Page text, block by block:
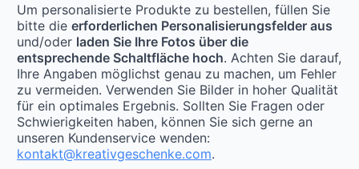
Um personalisierte Produkte zu bestellen, füllen Sie
bitte die erforderlichen Personalisierungsfelder aus
und/oder laden Sie Ihre Fotos über die
entsprechende Schaltfläche hoch. Achten Sie darauf,
Ihre Angaben möglichst genau zu machen, um Fehler
zu vermeiden. Verwenden Sie Bilder in hoher Qualität
für ein optimales Ergebnis. Sollten Sie Fragen oder
Schwierigkeiten haben, können Sie sich gerne an
unseren Kundenservice wenden:
kontakt@kreativgeschenke.com.